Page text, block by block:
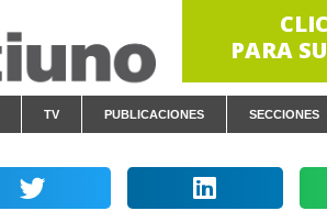
PARA
TV PUBLICACIONES SECCIONES